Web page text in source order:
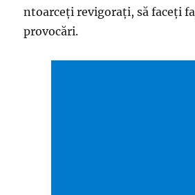
ntoarceţi revigoraţi, să faceţi
provocări.